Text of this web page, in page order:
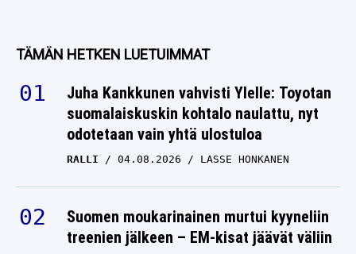
TÄMÄN HETKEN LUETUIMMAT
Juha Kankkunen vahvisti Ylelle: Toyotan
suomalaiskuskin kohtalo naulattu, nyt
odotetaan vain yhtä ulostuloa
RALLI 04.08.2026 LASSE HONKANEN
Suomen moukarinainen murtui kyyneliin
treenien jälkeen – EM-kisat jäävät väliin